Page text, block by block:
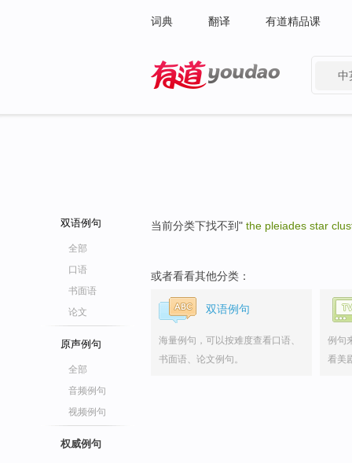
词典 翻译 有道精品课
中
双语例句
全部
口语
书面语
论文
原声例句
全部
音频例句
视频例句
权威例句
当前分类下找不到" the pleiades star
或者看看其他分类：
双语例句
海量例句，可以按难度查看口语、
书面语、论文例句。
例句
看美